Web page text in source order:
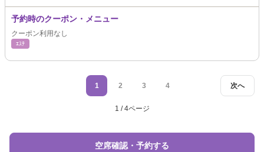
予約時のクーポン・メニュー
クーポン利用なし
ｴｽﾃ
次へ
1 2 3 4
1 / 4ページ
空席確認・予約する